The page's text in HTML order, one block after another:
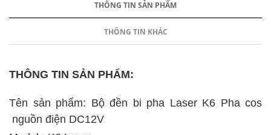
THÔNG TIN SẢN PHẨM
THÔNG TIN KHÁC
THÔNG TIN SẢN PHẨM:
Tên sản phẩm: Bộ đền bi pha Laser K6 Pha cos
nguồn điện DC12V